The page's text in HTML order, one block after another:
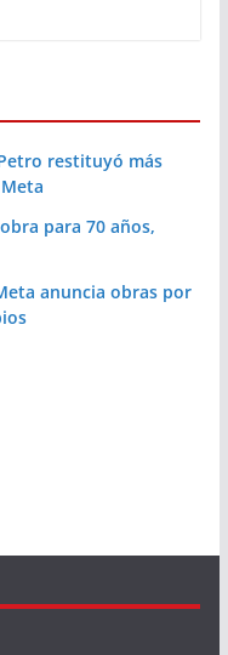
restituyó más
para 70 años,
anuncia obras por